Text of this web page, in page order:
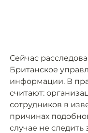
Сейчас
Британское
информации. В
считают:
сотрудников в
причинах
случае не